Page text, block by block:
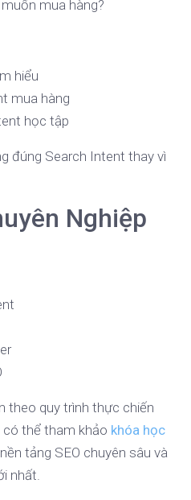
mua hàng?
hiểu
mua hàng
học tập
đúng Search Intent thay vì
Nghiệp
theo quy trình thực chiến
có thể tham khảo khóa học
tảng SEO chuyên sâu và
nhất.